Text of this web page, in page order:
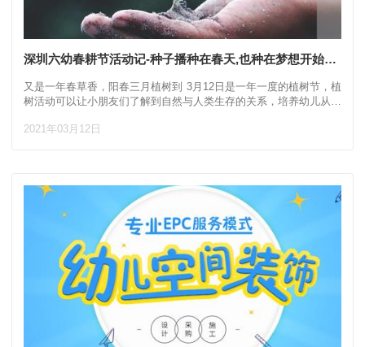
深圳六幼春耕节活动记-种子播种在春天,也种在梦想开始的地方
又是一年春草香，阳春三月植树到 3月12日是一年一度的植树节，植
树活动可以让小朋友们了解到自然与人类生存的关系，培养幼儿从小
2021年03月12日